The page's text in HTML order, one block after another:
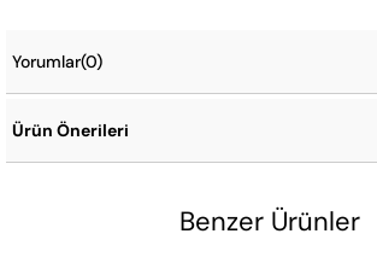
Yorumlar(0)
Ürün Önerileri
Benzer Ürünler